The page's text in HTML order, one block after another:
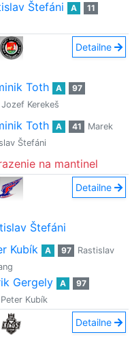
Štefáni A
11
Detailne
Toth A
97
Jozef Kerekeš
Toth A 41
Marek
Štefáni
na mantinel
Detailne
Štefáni
Kubík A 97
Rastislav
Gergely A
97
Peter Kubík
Detailne